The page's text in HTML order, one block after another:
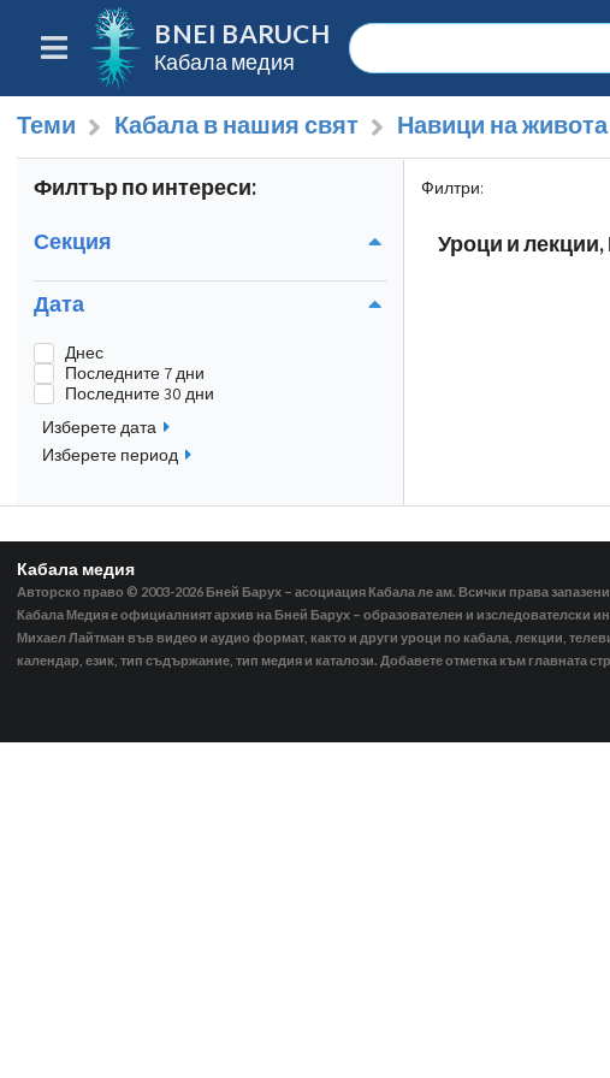
BNEI BARUCH
Кабала медия
Теми Кабала в нашия свят Навици на живота
Филтър по интереси:
Секция
Дата
Днес
Последните 7 дни
Последните 30 дни
Изберете дата
Изберете период
Филтри:
Уроци и
Кабала медия
Авторско право © 2003-2026 Бней Барух – асоциация Кабала ле ам. Всички права запазени
Кабала Медия е официалният архив на Бней Барух – образователен и изследователски
Михаел Лайтман във видео и аудио формат, както и други уроци по кабала, лекции,
календар, език, тип съдържание, тип медия и каталози. Добавете отметка към главната